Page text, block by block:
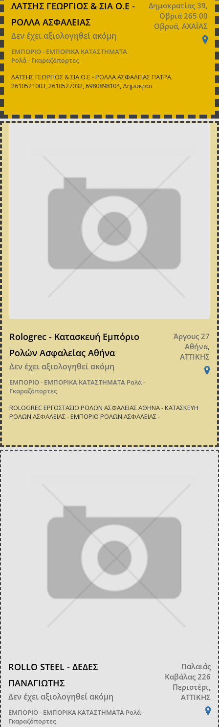
ΛΑΤΣΗΣ ΓΕΩΡΓΙΟΣ & ΣΙΑ Ο.Ε -
ΡΟΛΛΑ ΑΣΦΑΛΕΙΑΣ
Δεν έχει αξιολογηθεί ακόμη
ΕΜΠΟΡΙΟ - ΕΜΠΟΡΙΚΑ ΚΑΤΑΣΤΗΜΑΤΑ
Ρολά - Γκαραζόπορτες
Δημοκρατίας 39,
Οβριά 265 00
Οβρυά, ΑΧΑΪΑΣ
ΛΑΤΣΗΣ ΓΕΩΡΓΙΟΣ & ΣΙΑ Ο.Ε - ΡΟΛΛΑ ΑΣΦΑΛΕΙΑΣ ΠΑΤΡΑ,
2610521003, 2610527032, 6980898104, Δημοκρατ
Rologrec - Κατασκευή Εμπόριο
Ρολών Ασφαλείας Αθήνα
Δεν έχει αξιολογηθεί ακόμη
ΕΜΠΟΡΙΟ - ΕΜΠΟΡΙΚΑ ΚΑΤΑΣΤΗΜΑΤΑ Ρολά -
Γκαραζόπορτες
Άργους 27
Αθήνα,
ΑΤΤΙΚΗΣ
ROLOGREC ΕΡΓΟΣΤΑΣΙΟ ΡΟΛΩΝ ΑΣΦΑΛΕΙΑΣ ΑΘΗΝΑ - ΚΑΤΑΣΚΕΥΗ
ΡΟΛΩΝ ΑΣΦΑΛΕΙΑΣ - ΕΜΠΟΡΙΟ ΡΟΛΩΝ ΑΣΦΑΛΕΙΑΣ -
ROLLO STEEL - ΔΕΔΕΣ
ΠΑΝΑΓΙΩΤΗΣ
Δεν έχει αξιολογηθεί ακόμη
ΕΜΠΟΡΙΟ - ΕΜΠΟΡΙΚΑ ΚΑΤΑΣΤΗΜΑΤΑ Ρολά -
Γκαραζόπορτες
Παλαιάς
Καβάλας 226
Περιστέρι,
ΑΤΤΙΚΗΣ